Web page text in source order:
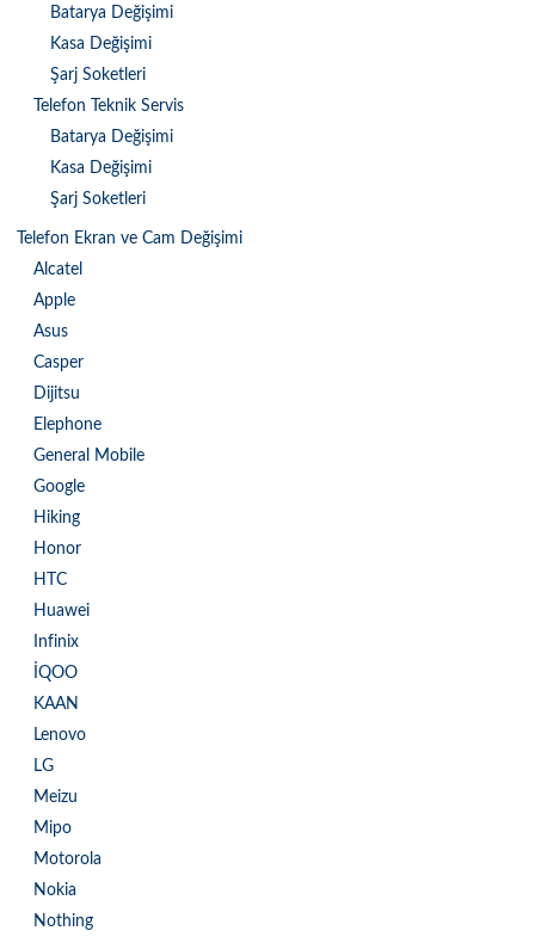
Batarya Değişimi
Kasa Değişimi
Şarj Soketleri
Telefon Teknik Servis
Batarya Değişimi
Kasa Değişimi
Şarj Soketleri
Telefon Ekran ve Cam Değişimi
Alcatel
Apple
Asus
Casper
Dijitsu
Elephone
General Mobile
Google
Hiking
Honor
HTC
Huawei
Infinix
İQOO
KAAN
Lenovo
LG
Meizu
Mipo
Motorola
Nokia
Nothing